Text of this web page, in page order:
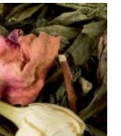
Plage
de
prix :
8,50 €
à
17,00 €